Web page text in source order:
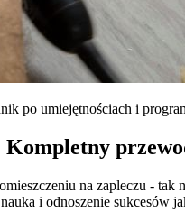
po umiejętnościach i
Kompletny
na zapleczu -
i odnoszenie